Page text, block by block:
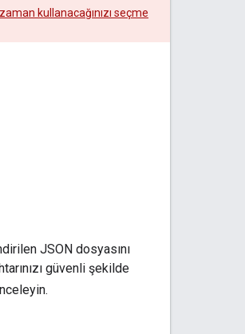
kullanacağınızı seçme
JSON dosyasını
güvenli şekilde